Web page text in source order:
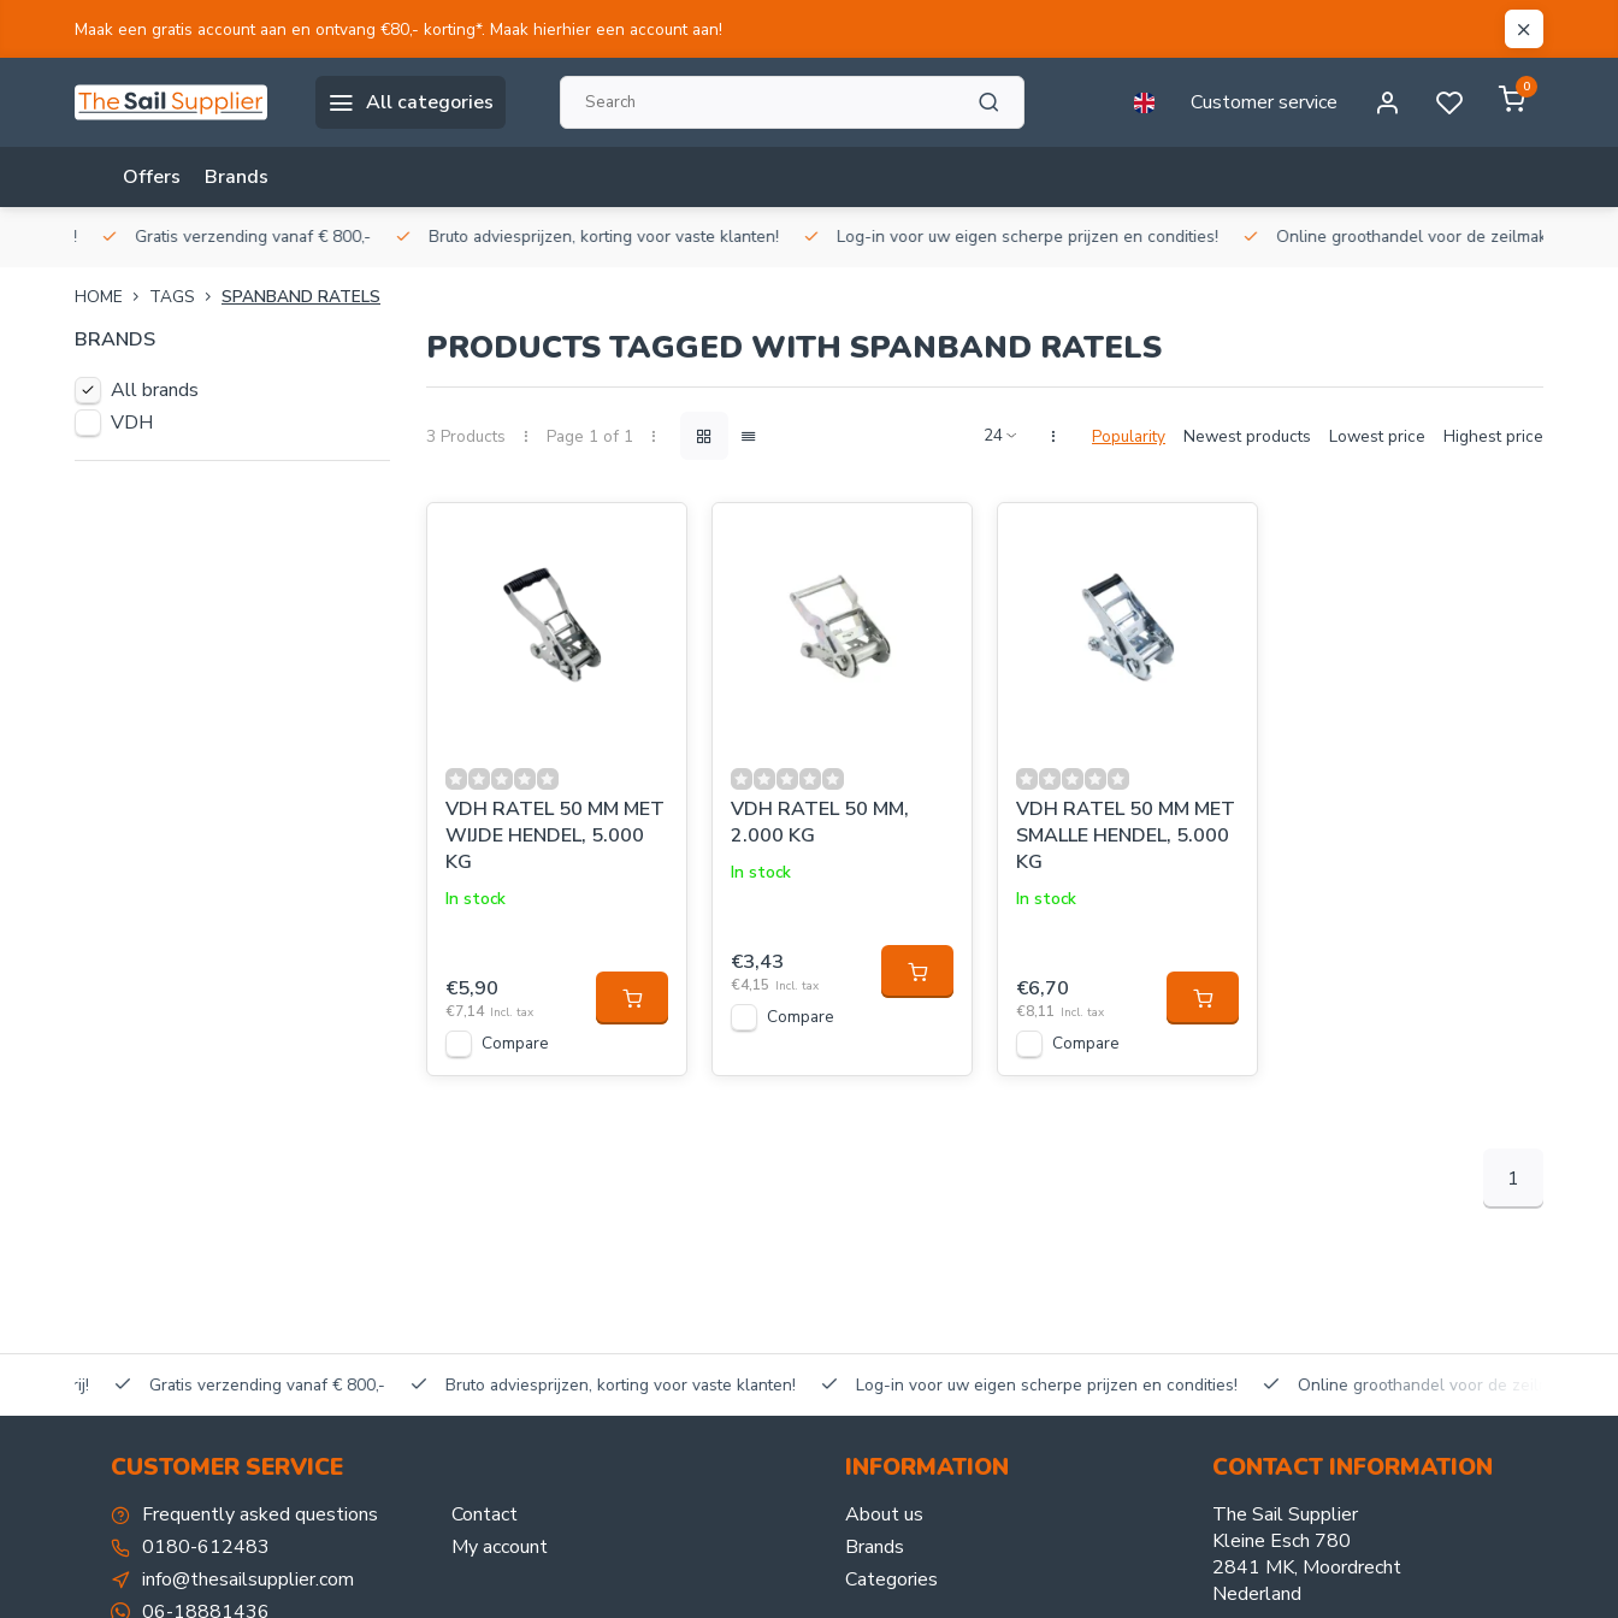
Maak een gratis account aan en ontvang €80,- korting*. Maak hierhier een account aan!
All categories Customer service
0
Offers Brands
Gratis verzending vanaf € 800,- Bruto adviesprijzen, korting voor vaste klanten! Log-in voor uw eigen scherpe prijzen en condities! Online groothandel voor de zeilmakerij!
HOME TAGS SPANBAND RATELS
BRANDS
All brands
VDH
PRODUCTS TAGGED WITH SPANBAND RATELS
3 Products Page 1 of 1 Popularity Newest products Lowest price Highest price
VDH RATEL 50 MM MET
WIJDE HENDEL, 5.000
KG
In stock
€5,90
€7,14 Incl. tax
Compare
VDH RATEL 50 MM,
2.000 KG
In stock
€3,43
€4,15 Incl. tax
Compare
VDH RATEL 50 MM MET
SMALLE HENDEL, 5.000
KG
In stock
€6,70
€8,11 Incl. tax
Compare
1
Gratis verzending vanaf € 800,- Bruto adviesprijzen, korting voor vaste klanten! Log-in voor uw eigen scherpe prijzen en condities! Online groothandel voor de zeilmakerij!
CUSTOMER SERVICE
Frequently asked questions
0180-612483
info@thesailsupplier.com
06-18881436
Contact
My account
INFORMATION
About us
Brands
Categories
CONTACT INFORMATION
The Sail Supplier
Kleine Esch 780
2841 MK, Moordrecht
Nederland